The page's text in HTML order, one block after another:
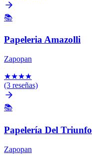
📚
Papeleria Amazolli
Zapopan
★★★★
(3 reseñas)
📚
Papelería Del Triunfo
Zapopan